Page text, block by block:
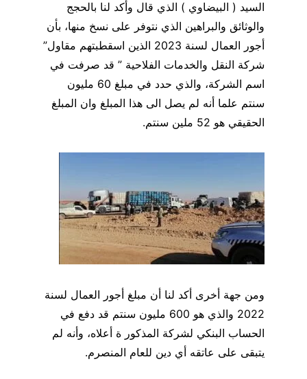
السيد ( البيضاوي ) الذي قال وأكد لنا بالحجج
والوثائق والبراهين الذي نتوفر على نسخ منها، بأن
أجور العمال لسنة 2023 الذين اسقطبتهم مقاول”
شركة النقل والخدمات الفلاحية ” قد صرفت في
اسم الشركة، والذي حدد في مبلغ 60 مليون
سنتم علما أنه لم يصل الى هذا المبلغ وان المبلغ
الحقيقي هو 52 ملين سنتم.
ومن جهة أخرى أكد لنا أن مبلغ أجور العمال لسنة
2022 والذي هو 600 مليون سنتم قد دفع في
الحساب البنكي لشركة المذكور ة أعلاه، وأنه لم
يتبقى على عاتقه أي دين للعام المنصرم.